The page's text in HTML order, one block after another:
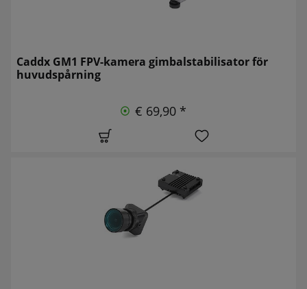
Caddx GM1 FPV-kamera gimbalstabilisator för
huvudspårning
€ 69,90 *